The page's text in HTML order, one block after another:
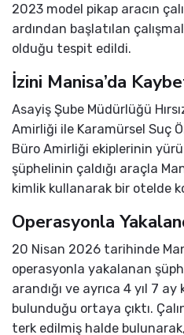
2023 model pikap aracın
ardından başlatılan
olduğu tespit edildi.
İzini Manisa’da
Asayiş Şube Müdürlüğü
Amirliği ile Karamürsel Suç
Büro Amirliği ekiplerinin
şüphelinin çaldığı araçla
kimlik kullanarak bir otelde
Operasyonla
20 Nisan 2026 tarihinde
operasyonla yakalanan
arandığı ve ayrıca 4 yıl 7
bulunduğu ortaya çıktı.
terk edilmiş halde